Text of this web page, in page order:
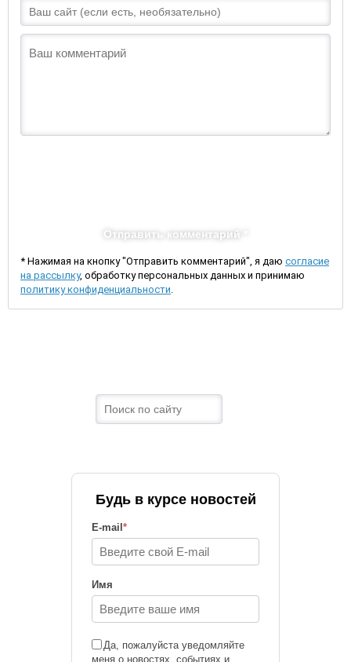
Отправить комментарий *
* Нажимая на кнопку "Отправить комментарий", я даю согласие
на рассылку, обработку персональных данных и принимаю
политику конфиденциальности.
Будь в курсе новостей
E-mail *
Имя
Да, пожалуйста уведомляйте
меня о новостях, событиях и